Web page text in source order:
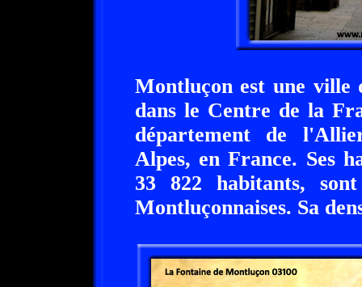
Montluçon est une ville
dans le Centre de la
département de
Alpes, en France. Ses
33 822 habitants,
Montluçonnaises. Sa